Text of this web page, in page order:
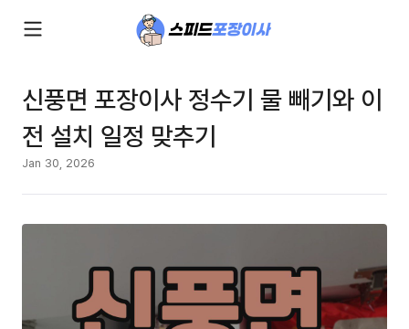
신풍면 포장이사 정수기 물 빼기와 이
전 설치 일정 맞추기
Jan 30, 2026